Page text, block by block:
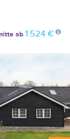
ab 1.524 €